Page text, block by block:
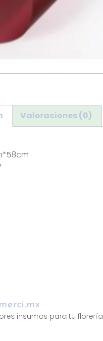
Valoraciones (0)
insumos para tu florería